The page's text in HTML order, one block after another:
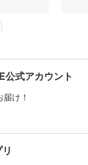
式アカウント
け！